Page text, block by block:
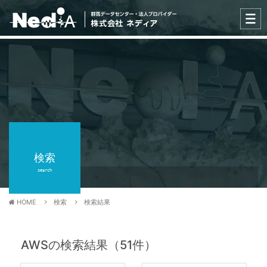
検索
search
HOME 検索 検索結果
AWSの検索結果 （51件）